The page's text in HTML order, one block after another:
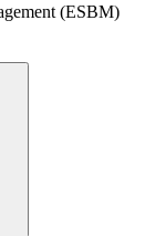
(ESBM)